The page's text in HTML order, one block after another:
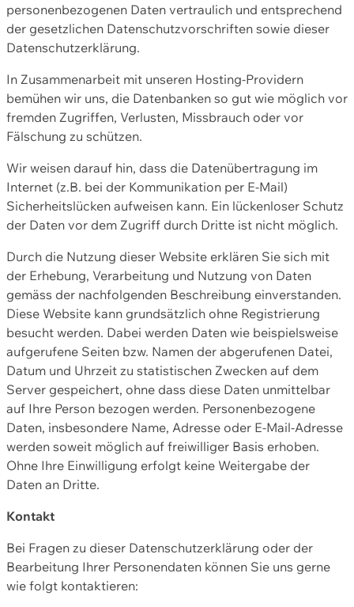
personenbezogenen Daten vertraulich und entsprechend
der gesetzlichen Datenschutzvorschriften sowie dieser
Datenschutzerklärung.
In Zusammenarbeit mit unseren Hosting-Providern
bemühen wir uns, die Datenbanken so gut wie möglich vor
fremden Zugriffen, Verlusten, Missbrauch oder vor
Fälschung zu schützen.
Wir weisen darauf hin, dass die Datenübertragung im
Internet (z.B. bei der Kommunikation per E-Mail)
Sicherheitslücken aufweisen kann. Ein lückenloser Schutz
der Daten vor dem Zugriff durch Dritte ist nicht möglich.
Durch die Nutzung dieser Website erklären Sie sich mit
der Erhebung, Verarbeitung und Nutzung von Daten
gemäss der nachfolgenden Beschreibung einverstanden.
Diese Website kann grundsätzlich ohne Registrierung
besucht werden. Dabei werden Daten wie beispielsweise
aufgerufene Seiten bzw. Namen der abgerufenen Datei,
Datum und Uhrzeit zu statistischen Zwecken auf dem
Server gespeichert, ohne dass diese Daten unmittelbar
auf Ihre Person bezogen werden. Personenbezogene
Daten, insbesondere Name, Adresse oder E-Mail-Adresse
werden soweit möglich auf freiwilliger Basis erhoben.
Ohne Ihre Einwilligung erfolgt keine Weitergabe der
Daten an Dritte.
Kontakt
Bei Fragen zu dieser Datenschutzerklärung oder der
Bearbeitung Ihrer Personendaten können Sie uns gerne
wie folgt kontaktieren: